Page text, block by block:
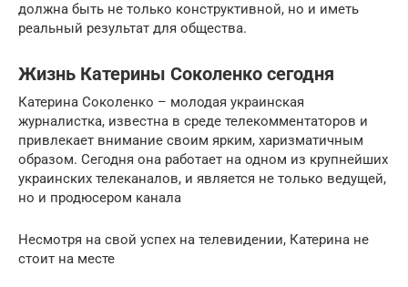
должна быть не только конструктивной, но и иметь
реальный результат для общества.
Жизнь Катерины Соколенко сегодня
Катерина Соколенко – молодая украинская
журналистка, известна в среде телекомментаторов и
привлекает внимание своим ярким, харизматичным
образом. Сегодня она работает на одном из крупнейших
украинских телеканалов, и является не только ведущей,
но и продюсером канала
Несмотря на свой успех на телевидении, Катерина не
стоит на месте